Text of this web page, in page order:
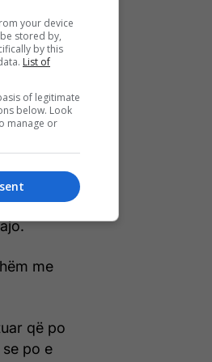
sepse
shkollë
deri
me
që po
po e
your device
stored by,
by this
List of
of legitimate
below. Look
manage or